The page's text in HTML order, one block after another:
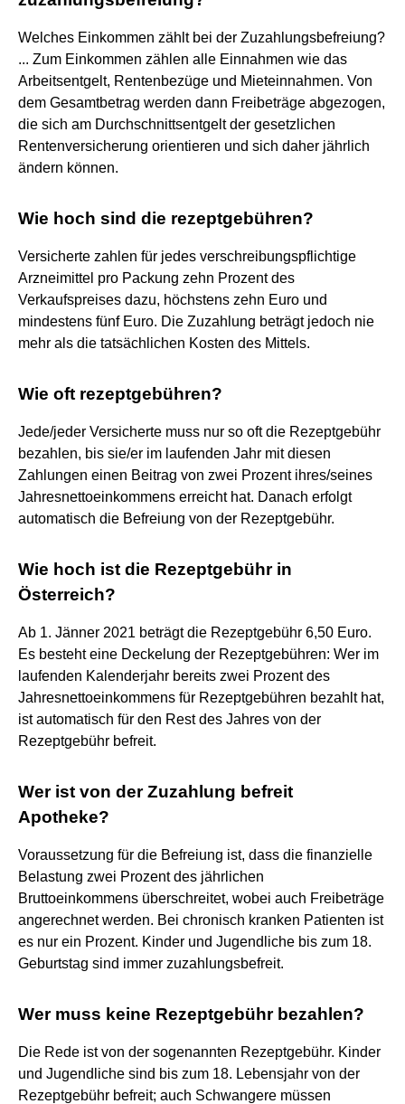
Welches Einkommen zählt bei der Zuzahlungsbefreiung?
... Zum Einkommen zählen alle Einnahmen wie das
Arbeitsentgelt, Rentenbezüge und Mieteinnahmen. Von
dem Gesamtbetrag werden dann Freibeträge abgezogen,
die sich am Durchschnittsentgelt der gesetzlichen
Rentenversicherung orientieren und sich daher jährlich
ändern können.
Wie hoch sind die rezeptgebühren?
Versicherte zahlen für jedes verschreibungspflichtige
Arzneimittel pro Packung zehn Prozent des
Verkaufspreises dazu, höchstens zehn Euro und
mindestens fünf Euro. Die Zuzahlung beträgt jedoch nie
mehr als die tatsächlichen Kosten des Mittels.
Wie oft rezeptgebühren?
Jede/jeder Versicherte muss nur so oft die Rezeptgebühr
bezahlen, bis sie/er im laufenden Jahr mit diesen
Zahlungen einen Beitrag von zwei Prozent ihres/seines
Jahresnettoeinkommens erreicht hat. Danach erfolgt
automatisch die Befreiung von der Rezeptgebühr.
Wie hoch ist die Rezeptgebühr in
Österreich?
Ab 1. Jänner 2021 beträgt die Rezeptgebühr 6,50 Euro.
Es besteht eine Deckelung der Rezeptgebühren: Wer im
laufenden Kalenderjahr bereits zwei Prozent des
Jahresnettoeinkommens für Rezeptgebühren bezahlt hat,
ist automatisch für den Rest des Jahres von der
Rezeptgebühr befreit.
Wer ist von der Zuzahlung befreit
Apotheke?
Voraussetzung für die Befreiung ist, dass die finanzielle
Belastung zwei Prozent des jährlichen
Bruttoeinkommens überschreitet, wobei auch Freibeträge
angerechnet werden. Bei chronisch kranken Patienten ist
es nur ein Prozent. Kinder und Jugendliche bis zum 18.
Geburtstag sind immer zuzahlungsbefreit.
Wer muss keine Rezeptgebühr bezahlen?
Die Rede ist von der sogenannten Rezeptgebühr. Kinder
und Jugendliche sind bis zum 18. Lebensjahr von der
Rezeptgebühr befreit; auch Schwangere müssen